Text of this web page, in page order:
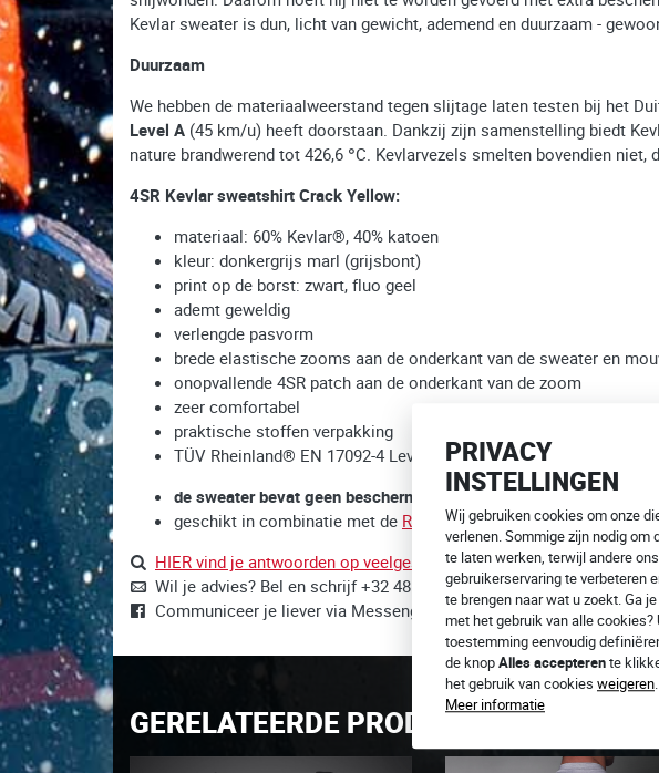
PRIVACY
INSTELLINGEN
Wij gebruiken cookies om onze
verlenen. Sommige zijn nodig om
te laten werken, terwijl andere
gebruikerservaring te verbeteren
te brengen naar wat u zoekt. Ga
met het gebruik van alle cookies?
toestemming eenvoudig
de knopAlles accepterente
het gebruik van cookies weigeren.
Meer informatie
Kevlar sweater is dun, licht van gewicht, ademend en duurzaam -
Duurzaam
We hebben de materiaalweerstand tegen slijtage laten testen bij het
Level A (45 km/u) heeft doorstaan. Dankzij zijn samenstelling biedt
nature brandwerend tot 426,6 °C. Kevlarvezels smelten bovendien
4SR Kevlar sweatshirt Crack Yellow:
materiaal: 60% Kevlar®, 40% katoen
kleur: donkergrijs marl (grijsbont)
print op de borst: zwart, fluo geel
ademt geweldig
verlengde pasvorm
brede elastische zooms aan de onderkant van de sweater en
onopvallende 4SR patch aan de onderkant van de zoom
zeer comfortabel
praktische stoffen verpakking
TÜV Rheinland® EN 17092-4 Level A certificaat
de sweater bevat geen beschermers
geschikt in combinatie met de Racing Ultra Light Level 2
HIER vind je antwoorden op veelgestelde vragen.
Wil je advies? Bel en schrijf +32 485815728,info@4SR.be
Communiceer je liever via Messenger? Wij zijn online!
GERELATEERDE PRODUCTEN